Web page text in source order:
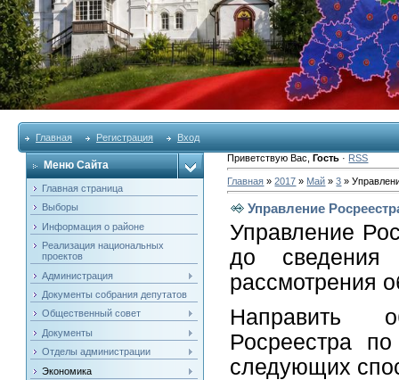
Главная Регистрация Вход
Меню Сайта
Главная страница
Выборы
Информация о районе
Реализация национальных
проектов
Администрация
Документы собрания депутатов
Общественный совет
Документы
Отделы администрации
Экономика
Приветствую Вас ,Гость · RSS
Главная »2017 » Май » 3 »
Управление
Управление
до сведения
рассмотрения
Направить
Росреестра
следующих